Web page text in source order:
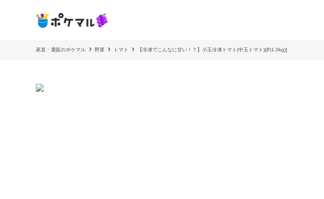
産直・通販のポケマル 野菜 トマト 【冷凍でこんなに甘い！？】小玉冷凍トマト(中玉トマト)[約1.0kg)]